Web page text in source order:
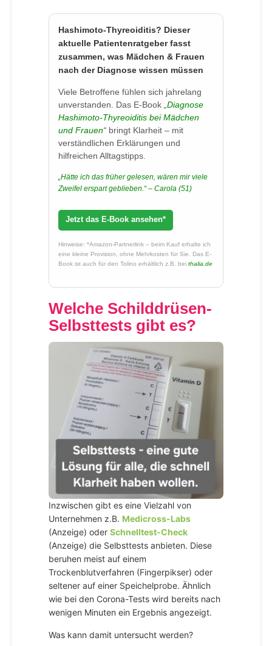
Hashimoto-Thyreoiditis? Dieser
aktuelle Patientenratgeber fasst
zusammen, was Mädchen & Frauen
nach der Diagnose wissen müssen
Viele Betroffene fühlen sich jahrelang
unverstanden. Das E-Book Diagnose
Hashimoto-Thyreoiditis bei Mädchen
und Frauen“ bringt Klarheit – mit
verständlichen Erklärungen und
hilfreichen Alltagstipps.
„Hätte ich das früher gelesen, wären mir viele
Zweifel erspart geblieben.“ – Carola (51)
Jetzt das E-Book ansehen*
Hinweise: *Amazon-Partnerlink – beim Kauf erhalte ich
eine kleine Provision, ohne Mehrkosten für Sie. Das E-
Book ist auch für den Tolino erhältlich z.B. bei thalia.de
Welche Schilddrüsen-
Selbsttests gibt es?
Inzwischen gibt es eine Vielzahl von
Unternehmen z.B. Medicross-Labs
(Anzeige) oder Schnelltest-Check
(Anzeige) die Selbsttests anbieten. Diese
beruhen meist auf einem
Trockenblutverfahren (Fingerpikser) oder
seltener auf einer Speichelprobe. Ähnlich
wie bei den Corona-Tests wird bereits nach
wenigen Minuten ein Ergebnis angezeigt.
Was kann damit untersucht werden?